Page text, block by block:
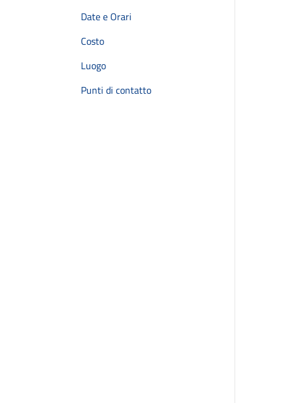
Date e Orari
Costo
Luogo
Punti di contatto